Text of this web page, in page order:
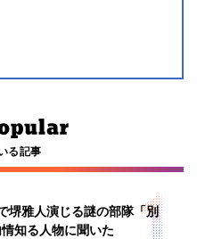
る記事
堺雅人演じる謎の部隊「別
知る人物に聞いた